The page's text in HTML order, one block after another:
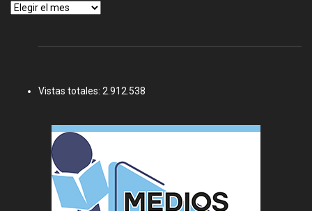
Archivos
Vistas totales: 2.912.538